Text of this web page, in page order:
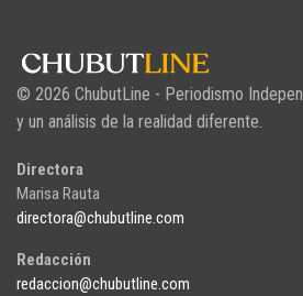
© 2026 ChubutLine - Periodismo
y un análisis de la realidad diferente.
Directora
Marisa Rauta
directora@chubutline.com
Redacción
redaccion@chubutline.com